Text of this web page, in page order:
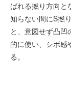
ばれる撚り方向と
知らない間にS撚
と、意図せず凸
的に使い、シボ感
る。